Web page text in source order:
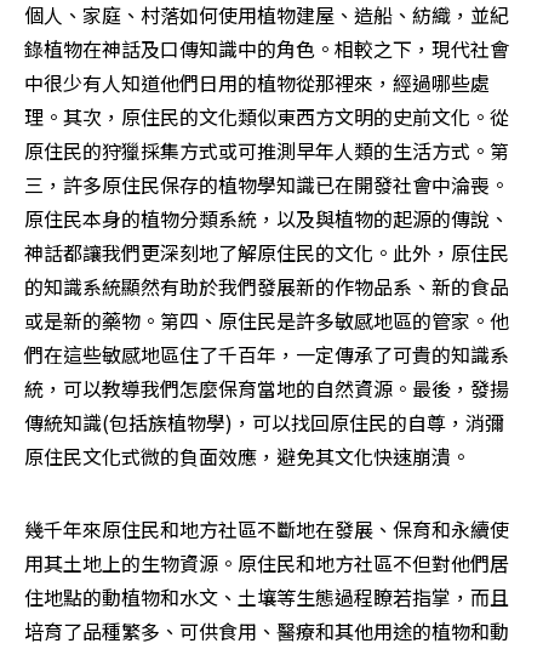
個人、家庭、村落如何使用植物建屋、造船、紡織，並紀
錄植物在神話及口傳知識中的角色。相較之下，現代社會
中很少有人知道他們日用的植物從那裡來，經過哪些處
理。其次，原住民的文化類似東西方文明的史前文化。從
原住民的狩獵採集方式或可推測早年人類的生活方式。第
三，許多原住民保存的植物學知識已在開發社會中淪喪。
原住民本身的植物分類系統，以及與植物的起源的傳說、
神話都讓我們更深刻地了解原住民的文化。此外，原住民
的知識系統顯然有助於我們發展新的作物品系、新的食品
或是新的藥物。第四、原住民是許多敏感地區的管家。他
們在這些敏感地區住了千百年，一定傳承了可貴的知識系
統，可以教導我們怎麼保育當地的自然資源。最後，發揚
傳統知識(包括族植物學)，可以找回原住民的自尊，消彌
原住民文化式微的負面效應，避免其文化快速崩潰。
幾千年來原住民和地方社區不斷地在發展、保育和永續使
用其土地上的生物資源。原住民和地方社區不但對他們居
住地點的動植物和水文、土壤等生態過程瞭若指掌，而且
培育了品種繁多、可供食用、醫療和其他用途的植物和動